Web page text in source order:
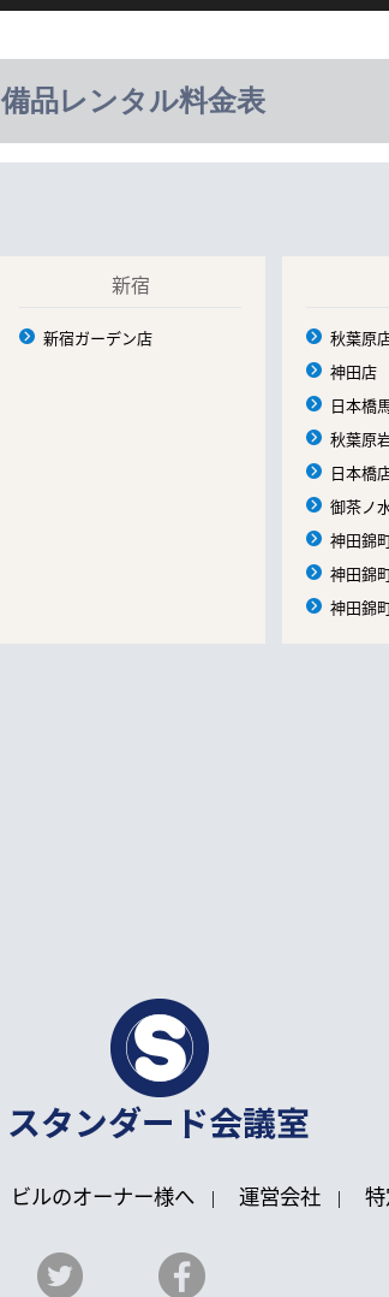
備品レンタル料金表
新宿
新宿ガーデン店
秋葉原
神田店
日本橋
秋葉原
日本橋
御茶ノ
神田錦
神田錦
神田錦
ビルのオーナー様へ | 運営会社 |